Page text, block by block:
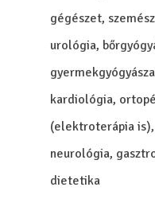
gégészet,
urológia,
kardiológia,
(elektroterápia
neurológia,
dietetika